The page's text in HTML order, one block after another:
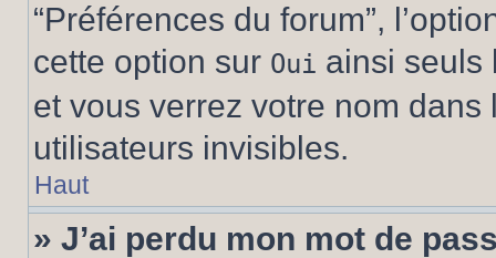
“Préférences du forum”,
cette option sur Oui ainsi seuls
et vous verrez votre nom
utilisateurs invisibles.
Haut
» J’ai perdu mon mot de